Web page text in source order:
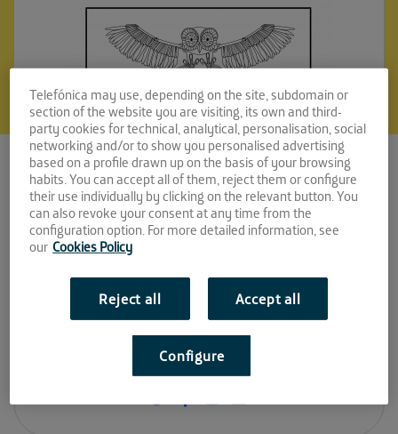
Insomnia Ediciones
Espacio:
EL CABLE
Convocatoria:
Sitio web:
http://insomniaediciones.com/
Telefónica may use, depending on the site, subdomain or
section of the website you are visiting, its own and third-
party cookies for technical, analytical, personalisation, social
networking and/or to show you personalised advertising
based on a profile drawn up on the basis of your browsing
habits. You can accept all of them, reject them or configure
their use individually by clicking on the relevant button. You
can also revoke your consent at any time from the
configuration option. For more detailed information, see
our Cookies Policy
Reject all Accept all
Configure